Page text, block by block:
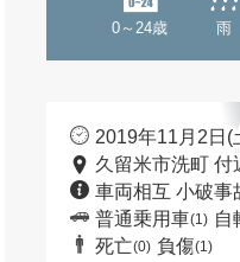
0～24歳 雨
2019年11月2日(
久留米市洗町 付
車両相互 小破事
普通乗用車(1) 自
死亡(0) 負傷(1)